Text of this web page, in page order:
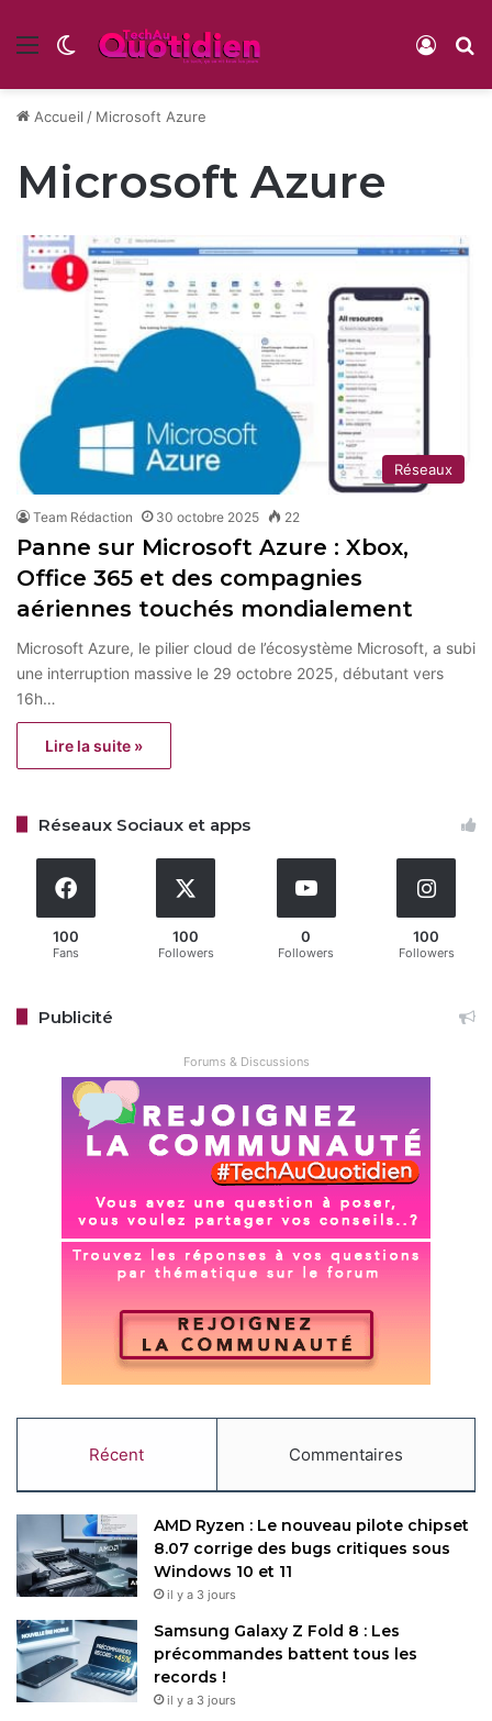
Menu Switch skin
Accueil / Microsoft Azure
Microsoft Azure
Réseaux
Team Rédaction 30 octobre 2025 22
Panne sur Microsoft Azure : Xbox,
Office 365 et des compagnies
aériennes touchés mondialement
Microsoft Azure, le pilier cloud de l’écosystème Microsoft, a subi
une interruption massive le 29 octobre 2025, débutant vers
16h…
Lire la suite »
Réseaux Sociaux et apps
100
Fans
100
Followers
0
Followers
100
Followers
Publicité
Forums & Discussions
Récent Commentaires
AMD Ryzen : Le nouveau pilote chipset
8.07 corrige des bugs critiques sous
Windows 10 et 11
il y a 3 jours
Samsung Galaxy Z Fold 8 : Les
précommandes battent tous les
records !
il y a 3 jours